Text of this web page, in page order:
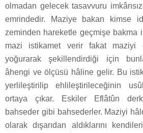
olmadan gelecek tasavvuru
emrindedir. Maziye bakan kimse
zeminden hareketle geçmişe bakma
mazi istikamet verir fakat
yoğurarak şekillendirdiği için
âhengi ve ölçüsü hâline gelir. Bu
yerlileştirilip ehlileştirileceğinin
ortaya çıkar. Eskiler Eflâtûn
bahseder gibi bahsederler. Maziyi
olarak dışarıdan aldıklarını